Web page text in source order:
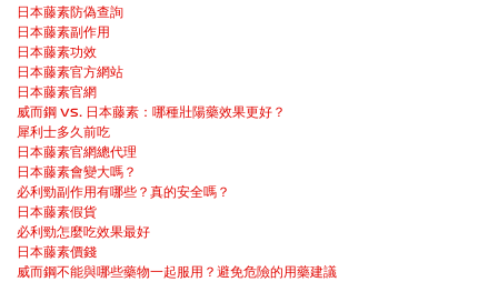
日本藤素防偽查詢
日本藤素副作用
日本藤素功效
日本藤素官方網站
日本藤素官網
威而鋼 vs. 日本藤素：哪種壯陽藥效果更好？
犀利士多久前吃
日本藤素官網總代理
日本藤素會變大嗎？
必利勁副作用有哪些？真的安全嗎？
日本藤素假貨
必利勁怎麼吃效果最好
日本藤素價錢
威而鋼不能與哪些藥物一起服用？避免危險的用藥建議